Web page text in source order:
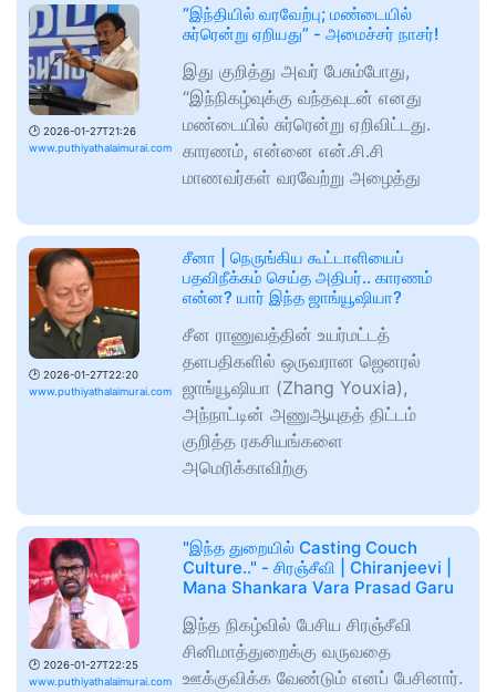
🕑 2026-01-27T21:26
www.puthiyathalaimurai.com
”இந்தியில் வரவேற்பு; மண்டையில்
சுர்ரென்று ஏறியது” - அமைச்சர் நாசர்!
இது குறித்து அவர் பேசும்போது,
“இந்நிகழ்வுக்கு வந்தவுடன் எனது
மண்டையில் சுர்ரென்று ஏறிவிட்டது.
காரணம், என்னை என்.சி.சி
மாணவர்கள் வரவேற்று அழைத்து
🕑 2026-01-27T22:20
www.puthiyathalaimurai.com
சீனா | நெருங்கிய கூட்டாளியைப்
பதவிநீக்கம் செய்த அதிபர்.. காரணம்
என்ன? யார் இந்த ஜாங்யூஷியா?
சீன ராணுவத்தின் உயர்மட்டத்
தளபதிகளில் ஒருவரான ஜெனரல்
ஜாங்யூஷியா (Zhang Youxia),
அந்நாட்டின் அணுஆயுதத் திட்டம்
குறித்த ரகசியங்களை
அமெரிக்காவிற்கு
🕑 2026-01-27T22:25
www.puthiyathalaimurai.com
"இந்த துறையில் Casting Couch
Culture.." - சிரஞ்சீவி | Chiranjeevi |
Mana Shankara Vara Prasad Garu
இந்த நிகழ்வில் பேசிய சிரஞ்சீவி
சினிமாத்துறைக்கு வருவதை
ஊக்குவிக்க வேண்டும் எனப் பேசினார்.